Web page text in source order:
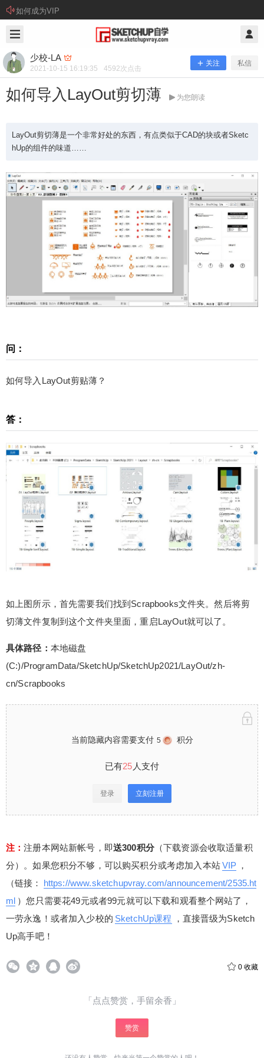
如何成为VIP
少校-LA
2021-10-15 16:19:35 4592次点击
关注 私信
如何导入LayOut剪切薄 为您朗读
LayOut剪切薄是一个非常好处的东西，有点类似于CAD的块或者Sketc
hUp的组件的味道……
问：
如何导入LayOut剪贴薄？
答：
如上图所示，首先需要我们找到Scrapbooks文件夹。然后将剪
切薄文件复制到这个文件夹里面，重启LayOut就可以了。
具体路径： 本地磁盘
(C:)/ProgramData/SketchUp/SketchUp2021/LayOut/zh-
cn/Scrapbooks
当前隐藏内容需要支付 5 积分
已有25 人支付
登录 立刻注册
注：注册本网站新帐号，即送300积分（下载资源会收取适量积
分）。如果您积分不够，可以购买积分或考虑加入本站VIP ，
（链接：
https://www.sketchupvray.com/announcement/2535.ht
ml ）您只需要花49元或者99元就可以下载和观看整个网站了，
一劳永逸！或者加入少校的 SketchUp课程
，直接晋级为Sketch
Up高手吧！
0 收藏
「点点赞赏，手留余香」
赞赏
少校-LA @ SketchUp自学
如何导入LayOut剪切薄
LayOut剪切薄是一个非常好处的东西，有点类似于
CAD的块或者SketchUp的组件的味道……
扫描二维码继续阅读